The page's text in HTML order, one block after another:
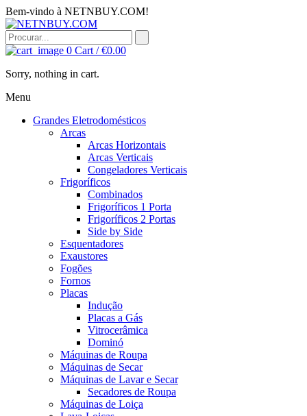
Bem-vindo à NETNBUY.COM!
0 Cart /€0.00
Sorry, nothing in cart.
Menu
Grandes Eletrodomésticos
Arcas
Arcas Horizontais
Arcas Verticais
Congeladores Verticais
Frigoríficos
Combinados
Frigoríficos 1 Porta
Frigoríficos 2 Portas
Side by Side
Esquentadores
Exaustores
Fogões
Fornos
Placas
Indução
Placas a Gás
Vitrocerâmica
Dominó
Máquinas de Roupa
Máquinas de Secar
Máquinas de Lavar e Secar
Secadores de Roupa
Máquinas de Loiça